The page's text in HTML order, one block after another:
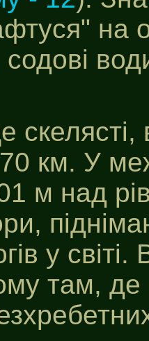
на
скелясті,
км. У
м над
у
там, де